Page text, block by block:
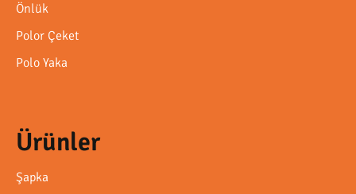
Önlük
Polor Çeket
Polo Yaka
Ürünler
Şapka